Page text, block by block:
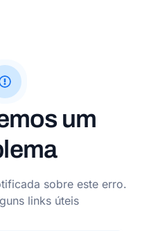
um
sobre este erro.
links úteis